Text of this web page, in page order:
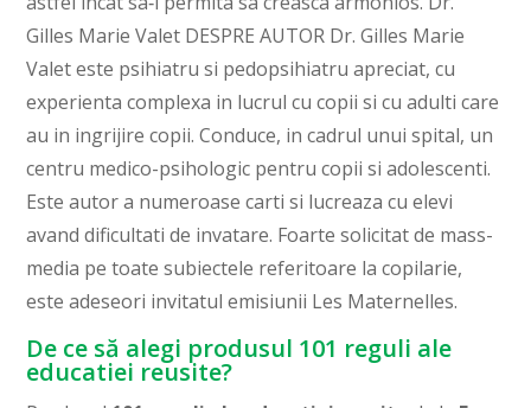
Gilles Marie Valet DESPRE AUTOR Dr. Gilles Marie
Valet este psihiatru si pedopsihiatru apreciat, cu
experienta complexa in lucrul cu copii si cu adulti care
au in ingrijire copii. Conduce, in cadrul unui spital, un
centru medico-psihologic pentru copii si adolescenti.
Este autor a numeroase carti si lucreaza cu elevi
avand dificultati de invatare. Foarte solicitat de mass-
media pe toate subiectele referitoare la copilarie,
este adeseori invitatul emisiunii Les Maternelles.
De ce să alegi produsul 101 reguli ale
educatiei reusite?